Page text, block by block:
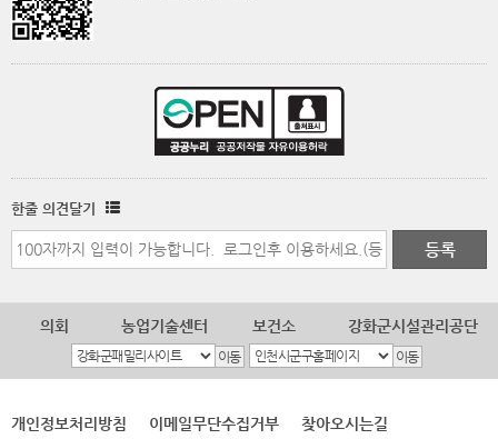
한줄 의견달기
의회 농업기술센터 보건소 강화군시설관리공단
개인정보처리방침 이메일무단수집거부 찾아오시는길